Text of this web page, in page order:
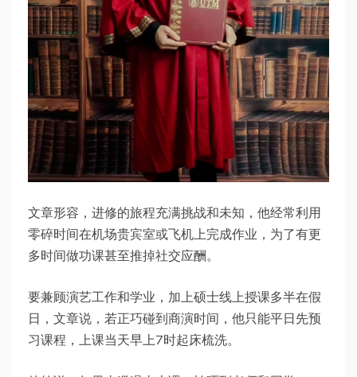
文章形容，进修的旅程充满挑战和未知，他经常利用
零碎时间在机场贵宾室或飞机上完成作业，为了有更
多时间做功课甚至推掉社交应酬。
要兼顾演艺工作和学业，加上硕士线上授课多半在假
日，文章说，若正巧碰到商演时间，他只能平日先预
习课程，上课当天早上7时起床梳洗。